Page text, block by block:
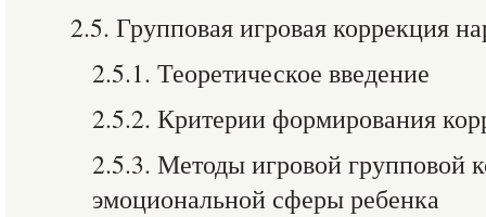
2.5. Групповая игровая коррекция
2.5.1. Теоретическое введение
2.5.2. Критерии формирования
2.5.3. Методы игровой групповой
эмоциональной сферы ребенка